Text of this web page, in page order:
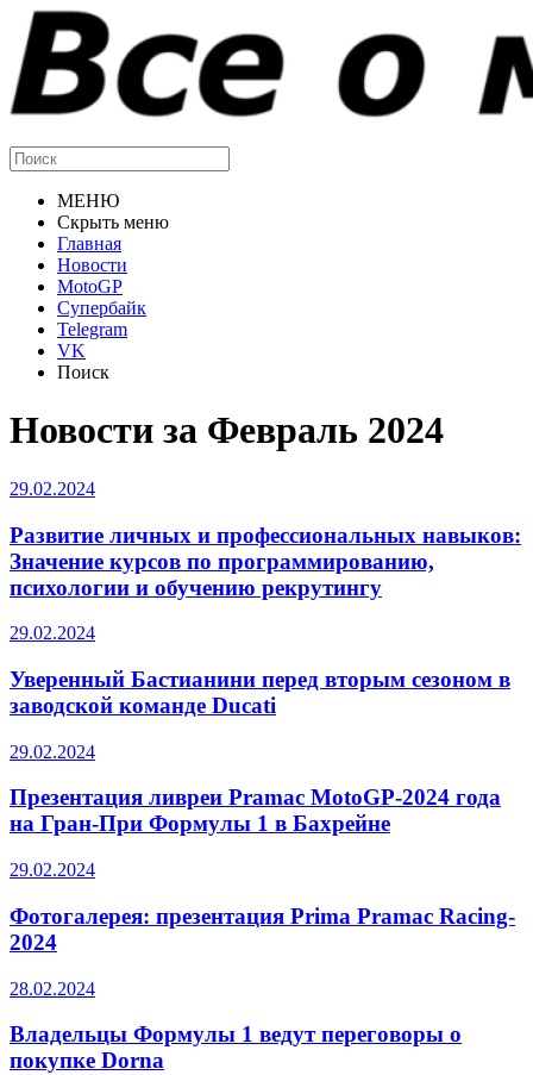
МЕНЮ
Скрыть меню
Главная
Новости
MotoGP
Супербайк
Telegram
VK
Поиск
Новости за Февраль 2024
29.02.2024
Развитие личных и профессиональных навыков:
Значение курсов по программированию,
психологии и обучению рекрутингу
29.02.2024
Уверенный Бастианини перед вторым сезоном в
заводской команде Ducati
29.02.2024
Презентация ливреи Pramac MotoGP-2024 года
на Гран-При Формулы 1 в Бахрейне
29.02.2024
Фотогалерея: презентация Prima Pramac Racing-
2024
28.02.2024
Владельцы Формулы 1 ведут переговоры о
покупке Dorna